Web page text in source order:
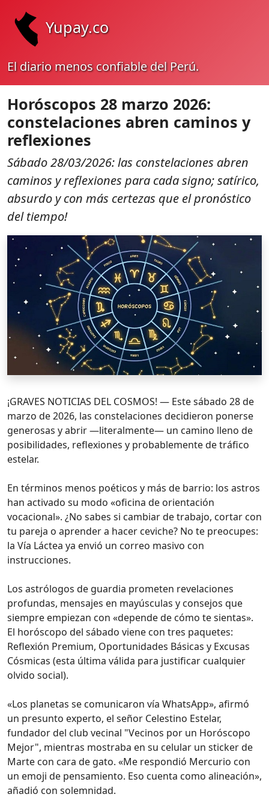
Yupay.co
El diario menos confiable del Perú.
Horóscopos 28 marzo 2026:
constelaciones abren caminos y
reflexiones
Sábado 28/03/2026: las constelaciones abren
caminos y reflexiones para cada signo; satírico,
absurdo y con más certezas que el pronóstico
del tiempo!
¡GRAVES NOTICIAS DEL COSMOS! — Este sábado 28 de
marzo de 2026, las constelaciones decidieron ponerse
generosas y abrir —literalmente— un camino lleno de
posibilidades, reflexiones y probablemente de tráfico
estelar.
En términos menos poéticos y más de barrio: los astros
han activado su modo «oficina de orientación
vocacional». ¿No sabes si cambiar de trabajo, cortar con
tu pareja o aprender a hacer ceviche? No te preocupes:
la Vía Láctea ya envió un correo masivo con
instrucciones.
Los astrólogos de guardia prometen revelaciones
profundas, mensajes en mayúsculas y consejos que
siempre empiezan con «depende de cómo te sientas».
El horóscopo del sábado viene con tres paquetes:
Reflexión Premium, Oportunidades Básicas y Excusas
Cósmicas (esta última válida para justificar cualquier
olvido social).
«Los planetas se comunicaron vía WhatsApp», afirmó
un presunto experto, el señor Celestino Estelar,
fundador del club vecinal "Vecinos por un Horóscopo
Mejor", mientras mostraba en su celular un sticker de
Marte con cara de gato. «Me respondió Mercurio con
un emoji de pensamiento. Eso cuenta como alineación»,
añadió con solemnidad.